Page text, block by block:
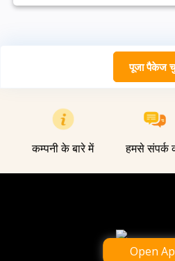
पूजा पैकेज
कम्पनी के बारे में हमसे संपर्क
Open